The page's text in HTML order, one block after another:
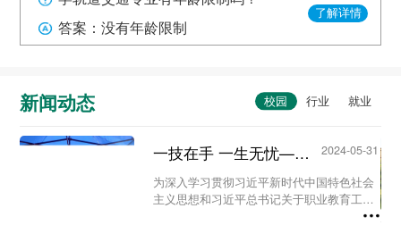
答案：没有年龄限制
了解详情
新闻动态
一技在手 一生无忧——甘肃秦陇技工学校职教活动周系列活动...
2024-05-31
为深入学习贯彻习近平新时代中国特色社会
主义思想和习近平总书记关于职业教育工作
的重要指示精神及全国职业教育大会精神，